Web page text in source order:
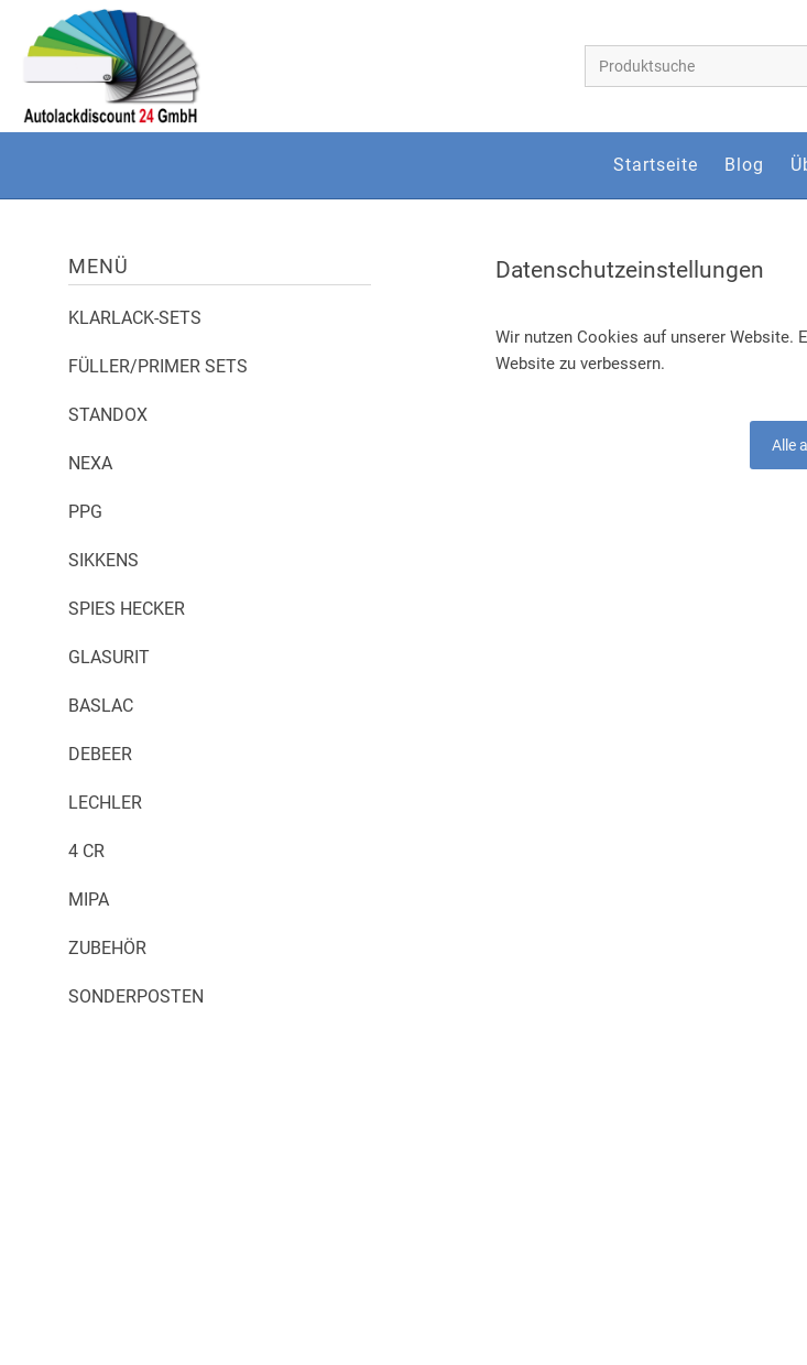
Startseite Blog
MENÜ
KLARLACK-SETS
FÜLLER/PRIMER SETS
STANDOX
NEXA
PPG
SIKKENS
SPIES HECKER
GLASURIT
BASLAC
DEBEER
LECHLER
4 CR
MIPA
ZUBEHÖR
SONDERPOSTEN
Datenschutzeinstellungen
Wir nutzen Cookies auf unserer Website.
Website zu verbessern.
Alle